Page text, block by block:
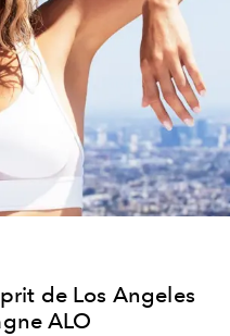
de Los Angeles
ALO